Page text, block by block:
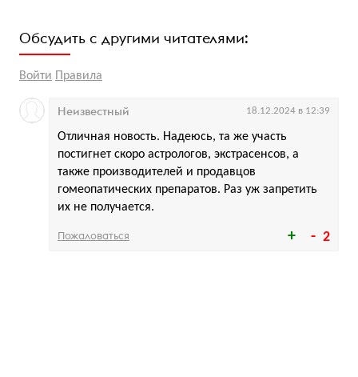
Обсудить с другими читателями:
Войти Правила
2
Отличная новость. Надеюсь, та же участь
постигнет скоро астрологов, экстрасенсов, а
также производителей и продавцов
гомеопатических препаратов. Раз уж запретить
их не получается.
Неизвестный 18.12.2024 в 12:39
Пожаловаться